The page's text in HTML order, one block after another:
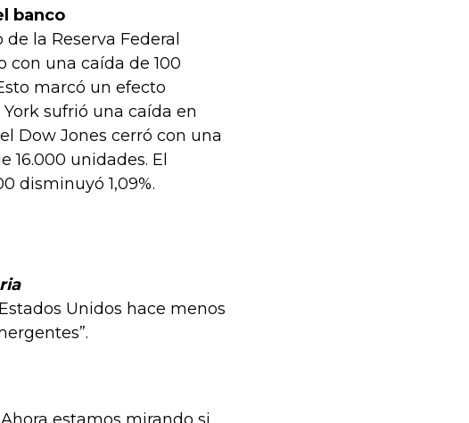
banco
la Reserva Federal
una caída de 100
marcó un efecto
sufrió una caída en
Dow Jones cerró con una
16.000 unidades. El
disminuyó 1,09%.
Unidos hace menos